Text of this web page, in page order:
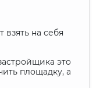
взять на себя
это
площадку, а